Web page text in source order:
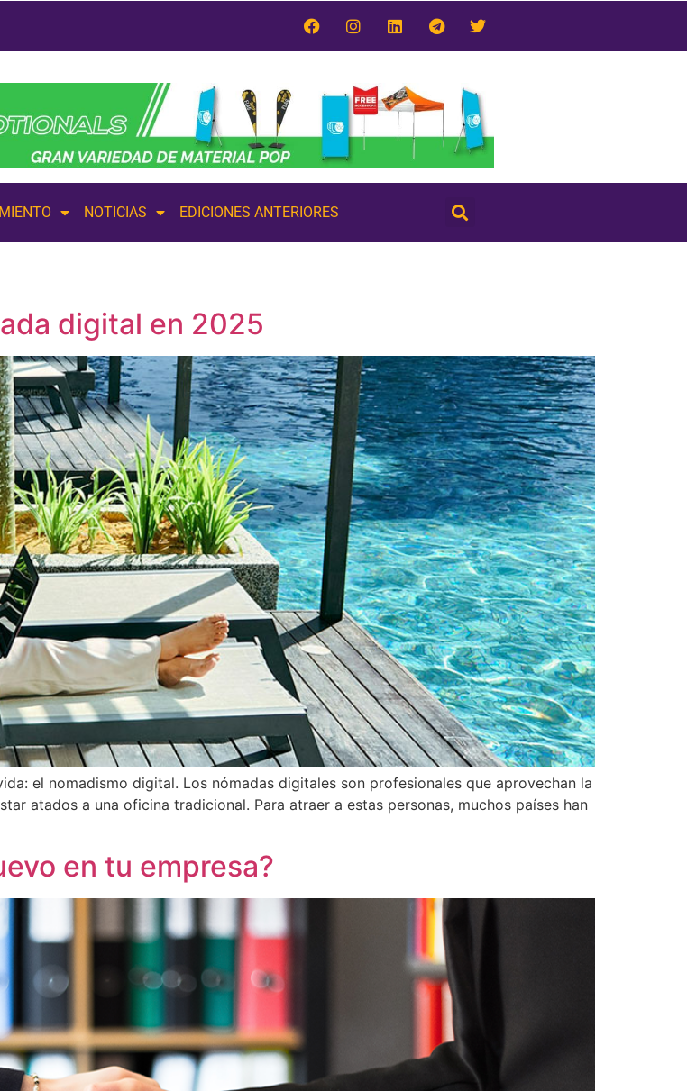
NOTICIAS EDICIONES ANTERIORES
digital en 2025
el nomadismo digital. Los nómadas digitales son profesionales que aprovechan la
atados a una oficina tradicional. Para atraer a estas personas, muchos países han
en tu empresa?